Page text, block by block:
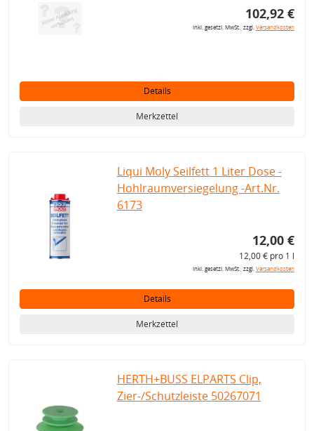
102,92 €
inkl. gesetzl. MwSt., zzgl.Versandkosten
Details
Merkzettel
Liqui Moly Seilfett 1 Liter Dose -
Hohlraumversiegelung -Art.Nr.
6173
12,00 €
12,00 € pro 1 l
inkl. gesetzl. MwSt., zzgl.Versandkosten
Details
Merkzettel
HERTH+BUSS ELPARTS Clip,
Zier-/Schutzleiste 50267071